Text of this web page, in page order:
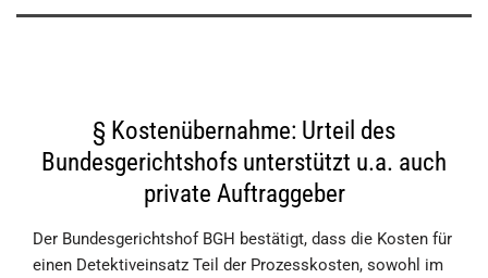
§ Kostenübernahme: Urteil des
Bundesgerichtshofs unterstützt u.a. auch
private Auftraggeber
Der Bundesgerichtshof BGH bestätigt, dass die Kosten für
einen Detektiveinsatz Teil der Prozesskosten, sowohl im